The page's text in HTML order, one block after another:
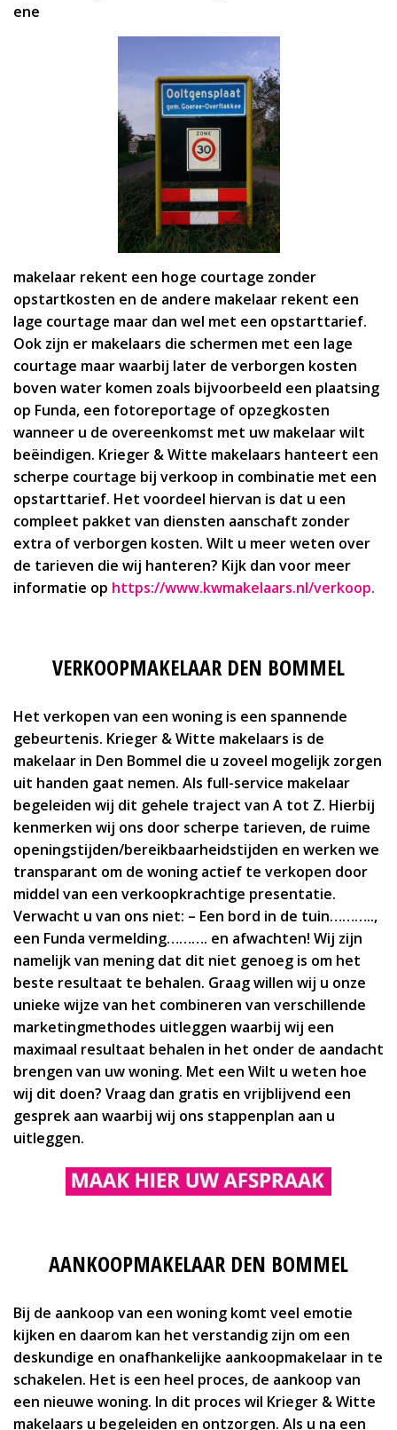
ene
makelaar rekent een hoge courtage zonder
opstartkosten en de andere makelaar rekent een
lage courtage maar dan wel met een opstarttarief.
Ook zijn er makelaars die schermen met een lage
courtage maar waarbij later de verborgen kosten
boven water komen zoals bijvoorbeeld een plaatsing
op Funda, een fotoreportage of opzegkosten
wanneer u de overeenkomst met uw makelaar wilt
beëindigen. Krieger & Witte makelaars hanteert een
scherpe courtage bij verkoop in combinatie met een
opstarttarief. Het voordeel hiervan is dat u een
compleet pakket van diensten aanschaft zonder
extra of verborgen kosten. Wilt u meer weten over
de tarieven die wij hanteren? Kijk dan voor meer
informatie op https://www.kwmakelaars.nl/verkoop.
VERKOOPMAKELAAR DEN BOMMEL
Het verkopen van een woning is een spannende
gebeurtenis. Krieger & Witte makelaars is de
makelaar in Den Bommel die u zoveel mogelijk zorgen
uit handen gaat nemen. Als full-service makelaar
begeleiden wij dit gehele traject van A tot Z. Hierbij
kenmerken wij ons door scherpe tarieven, de ruime
openingstijden/bereikbaarheidstijden en werken we
transparant om de woning actief te verkopen door
middel van een verkoopkrachtige presentatie.
Verwacht u van ons niet: – Een bord in de tuin………..,
een Funda vermelding………. en afwachten! Wij zijn
namelijk van mening dat dit niet genoeg is om het
beste resultaat te behalen. Graag willen wij u onze
unieke wijze van het combineren van verschillende
marketingmethodes uitleggen waarbij wij een
maximaal resultaat behalen in het onder de aandacht
brengen van uw woning. Met een Wilt u weten hoe
wij dit doen? Vraag dan gratis en vrijblijvend een
gesprek aan waarbij wij ons stappenplan aan u
uitleggen.
AANKOOPMAKELAAR DEN BOMMEL
Bij de aankoop van een woning komt veel emotie
kijken en daarom kan het verstandig zijn om een
deskundige en onafhankelijke aankoopmakelaar in te
schakelen. Het is een heel proces, de aankoop van
een nieuwe woning. In dit proces wil Krieger & Witte
makelaars u begeleiden en ontzorgen. Als u na een